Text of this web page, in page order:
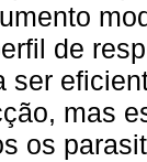
de
ser
mas
os